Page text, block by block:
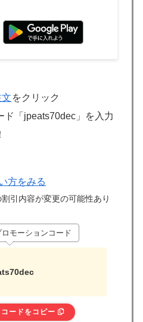
をクリック
ド「jpeats70dec」を入力
方をみる
引内容が変更の可能性あり
モーションコード
ードをコピー